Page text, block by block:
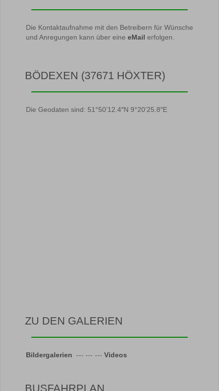
Die Kontaktaufnahme mit den Betreibern für Wünsche
und Anregungen kann über eine eMail erfolgen.
BÖDEXEN (37671 HÖXTER)
Die Geodaten sind: 51°50’12.4″N 9°20’25.8″E
ZU DEN GALERIEN
Bildergalerien --- --- --- Videos
BUSFAHRPLAN